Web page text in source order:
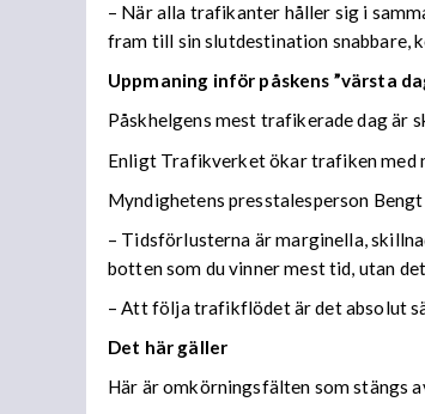
– När alla trafikanter håller sig i
fram till sin slutdestination snabbare,
Uppmaning inför påskens ”värsta
Påskhelgens mest trafikerade dag är
Enligt Trafikverket ökar trafiken med
Myndighetens presstalesperson
– Tidsförlusterna är marginella,
botten som du vinner mest tid, utan
– Att följa trafikflödet är det absolut
Det här gäller
Här är omkörningsfälten som stängs